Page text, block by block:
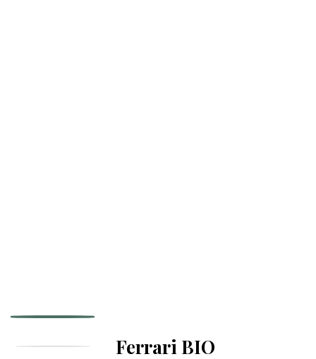
Ferrari BIO